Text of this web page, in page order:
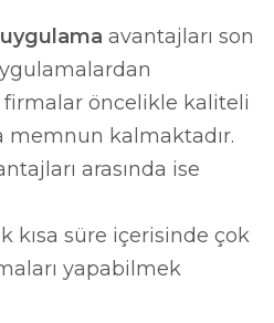
avantajları son
öncelikle kaliteli
memnun kalmaktadır.
arasında ise
kısa süre içerisinde çok
yapabilmek